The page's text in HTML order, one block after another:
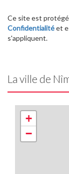
Ce site est
Confidentialitéet
s'appliquent.
La ville de
+
−